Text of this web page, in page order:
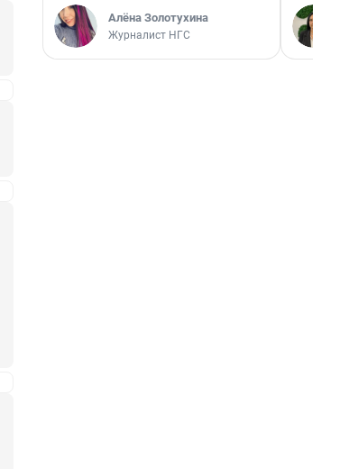
Алёна Золотухина
Журналист НГС